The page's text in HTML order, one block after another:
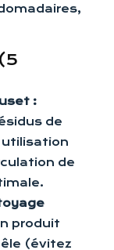
:
de
utilisation
de
produit
(évitez